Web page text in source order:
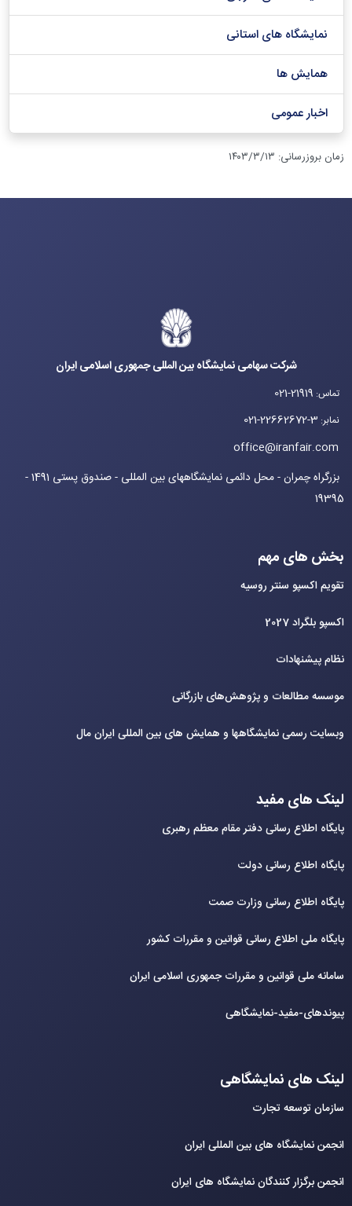
نمایشگاه های استانی
همایش ها
اخبار عمومی
زمان بروزرسانی: ۱۴۰۳/۳/۱۳
شرکت سهامی نمایشگاه بین المللی جمهوری اسلامی ایران
تماس:
021-21919
نمابر:
021-22662672-3
office@iranfair.com
بزرگراه چمران - محل دائمی نمایشگاههای بین المللی - صندوق پستی 1491 -
19395
بخش های مهم
تقویم اکسپو سنتر روسیه
اکسپو بلگراد 2027
نظام پیشنهادات
موسسه مطالعات و پژوهش‌های بازرگانی
وبسایت رسمی نمایشگاهها و همایش های بین‌ المللی ایران مال
لینک های مفید
پایگاه اطلاع رسانی دفتر مقام معظم رهبری
پایگاه اطلاع رسانی دولت
پایگاه اطلاع رسانی وزارت صمت
پایگاه ملی اطلاع رسانی قوانین و مقررات کشور
سامانه ملی قوانین و مقررات جمهوری اسلامی ایران
پیوندهای-مفید-نمایشگاهی
لینک های نمایشگاهی
سازمان توسعه تجارت
انجمن نمایشگاه های بین المللی ایران
انجمن برگزار کنندگان نمایشگاه های ایران